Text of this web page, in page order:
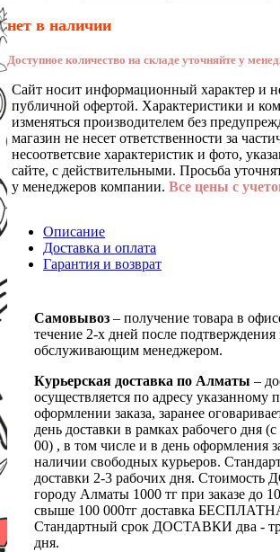
нет в наличии
Доступное количество на складе уточняйте у
Сайт носит информационный характер и
публичной офертой. Характеристики и
изменяться производителем без
магазин не несет ответственности за
несоответсвие характеристик и фото,
сайте, с действительными. Просьба
у менеджеров компании. Все цены с
Описание
Доставка и оплата
Гарантия и возврат
Самовывоз – получение товара в
течение 2-х дней после подтверждения
обслуживающим менеджером.
Курьерская доставка по Алматы –
осуществляется по адресу указанному
оформлении заказа, заранее
день доставки в рамках рабочего дня
00) , в том числе и в день оформления
наличии свободных курьеров.
доставки 2-3 рабочих дня.
городу Алматы 1000 тг при заказе до
свыше 100 000тг доставка
Стандартный срок ДОСТАВКИ два -
дня.